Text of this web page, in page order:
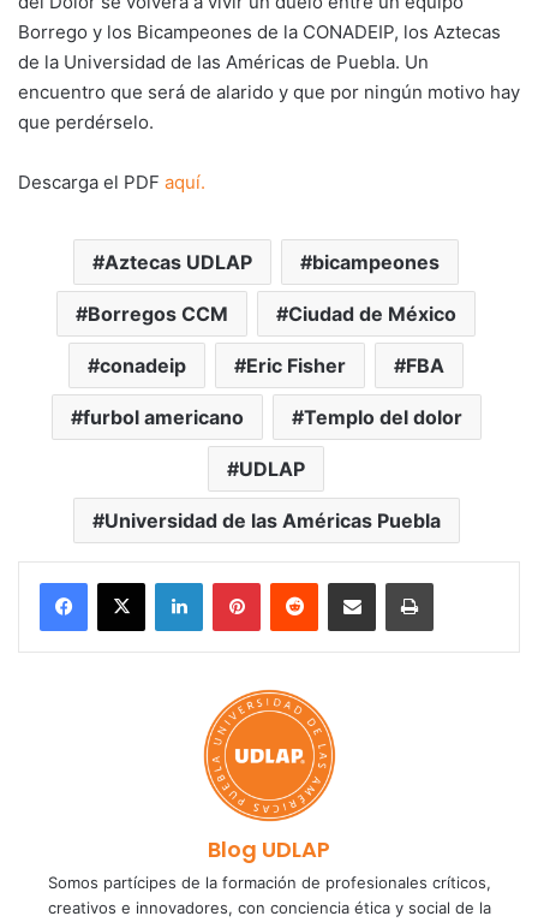
Borrego y los Bicampeones de la CONADEIP, los Aztecas
de la Universidad de las Américas de Puebla. Un
encuentro que será de alarido y que por ningún motivo hay
que perdérselo.
Descarga el PDF aquí.
Aztecas UDLAP bicampeones
Borregos CCM Ciudad de México
conadeip Eric Fisher FBA
furbol americano Templo del dolor
UDLAP
Universidad de las Américas Puebla
LinkedInPinterestReddit Share via Email Print
Blog UDLAP
Somos partícipes de la formación de profesionales críticos,
creativos e innovadores, con conciencia ética y social de la